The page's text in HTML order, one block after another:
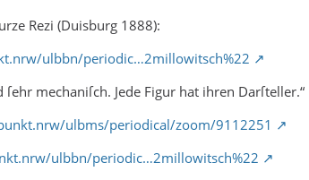
Rezi (Duisburg 1888):
ulbbn/periodic…2millowitsch%22
mechaniſch. Jede Figur hat ihren Darſteller.“
ulbms/periodical/zoom/9112251
ulbbn/periodic…2millowitsch%22